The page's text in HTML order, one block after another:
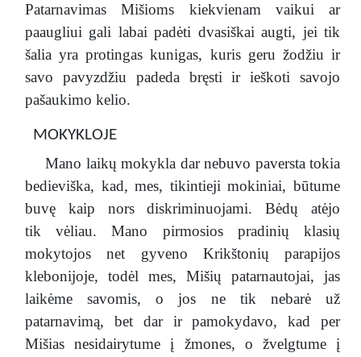
Patarnavimas Mišioms kiekvienam vaikui ar
paaugliui gali labai padėti dvasiškai augti, jei tik
šalia yra protingas kunigas, kuris geru žodžiu ir
savo pavyzdžiu padeda bręsti ir ieškoti savojo
pašaukimo kelio.
MOKYKLOJE
Mano laikų mokykla dar nebuvo paversta tokia
bedieviška, kad, mes, tikintieji mokiniai, būtume
buvę kaip nors diskriminuojami. Bėdų atėjo
tik vėliau. Mano pirmosios pradinių klasių
mokytojos net gyveno Krikštonių parapijos
klebonijoje, todėl mes, Mišių patarnautojai, jas
laikėme savomis, o jos ne tik nebarė už
patarnavimą, bet dar ir pamokydavo, kad per
Mišias nesidairytume į žmones, o žvelgtume į